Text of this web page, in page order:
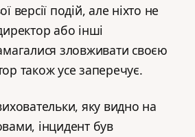
версії подій, але ніхто не
або інші
зловживати своєю
також усе заперечує.
яку видно на
інцидент був